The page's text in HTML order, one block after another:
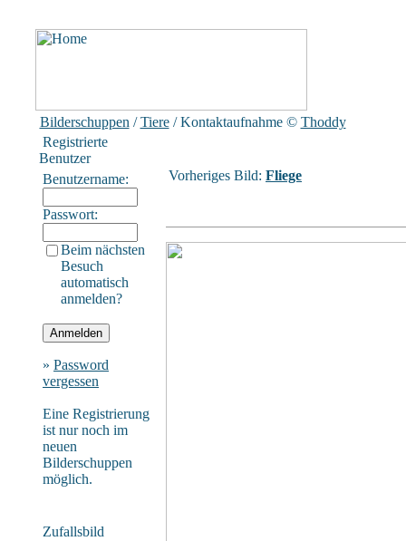
Bilderschuppen /Tiere/ Kontaktaufnahme© Thoddy
Registrierte
Benutzer
Benutzername:
Passwort:
Beim nächsten
Besuch
automatisch
anmelden?
» Password
vergessen
Eine Registrierung
ist nur noch im
neuen
Bilderschuppen
möglich.
Zufallsbild
Vorheriges Bild: Fliege